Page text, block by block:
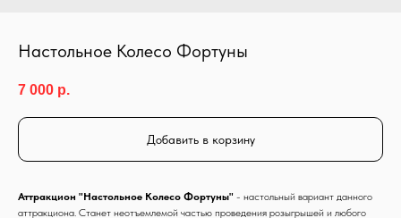
Настольное Колесо Фортуны
7 000 р.
Добавить в корзину
Аттракцион "Настольное Колесо Фортуны" - настольный вариант данного
аттракциона. Станет неотъемлемой частью проведения розыгрышей и любого